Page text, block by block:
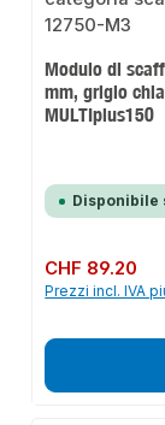
Modulo di
mm, grigio
MULTIplus150
Disponibile
Prezzo normale:
CHF 89.20
Prezzi incl. IVA